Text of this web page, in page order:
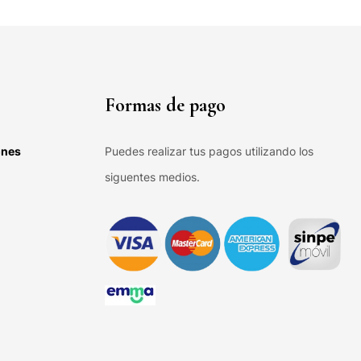
Formas de pago
Puedes realizar tus pagos utilizando los
siguentes medios.